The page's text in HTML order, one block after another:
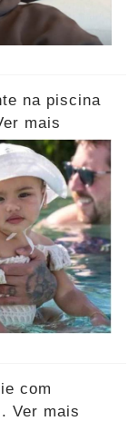
na piscina
mais
com
Ver mais